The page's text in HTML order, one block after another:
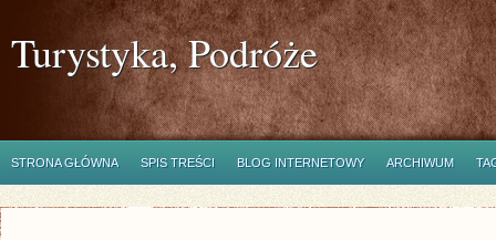
Turystyka, Podróże
STRONA GŁÓWNA SPIS TREŚCI BLOG INTERNETOWY ARCHIWUM